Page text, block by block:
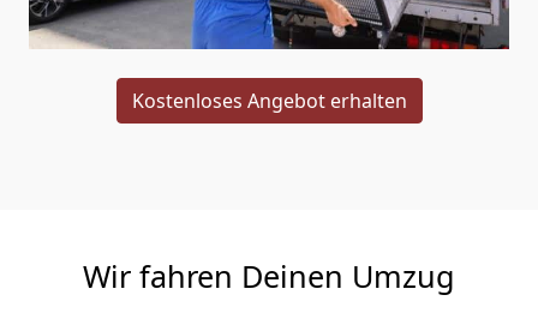
Kostenloses Angebot erhalten
Wir fahren Deinen Umzug